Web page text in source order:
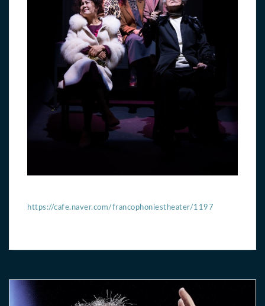
https://cafe.naver.com/francophoniestheater/1197